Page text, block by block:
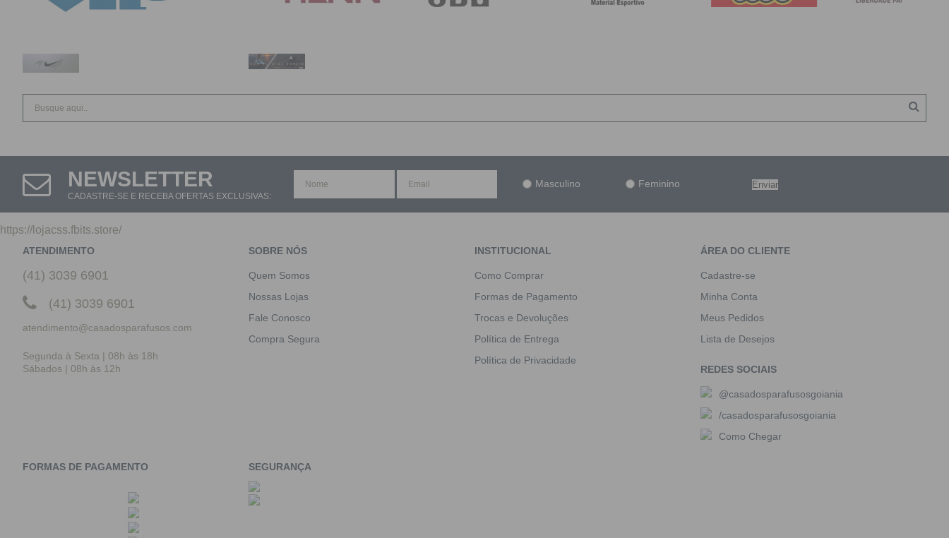
NEWSLETTER
CADASTRE-SE E RECEBA OFERTAS EXCLUSIVAS:
Masculino Feminino Enviar
https://lojacss.fbits.store/
ATENDIMENTO
(41) 3039 6901
(41) 3039 6901
atendimento@casadosparafusos.com
Segunda à Sexta | 08h às 18h
Sábados | 08h às 12h
SOBRE NÓS
Quem Somos
Nossas Lojas
Fale Conosco
Compra Segura
INSTITUCIONAL
Como Comprar
Formas de Pagamento
Trocas e Devoluções
Política de Entrega
Política de Privacidade
ÁREA DO CLIENTE
Cadastre-se
Minha Conta
Meus Pedidos
Lista de Desejos
REDES SOCIAIS
@casadosparafusosgoiania
/casadosparafusosgoiania
Como Chegar
FORMAS DE PAGAMENTO SEGURANÇA